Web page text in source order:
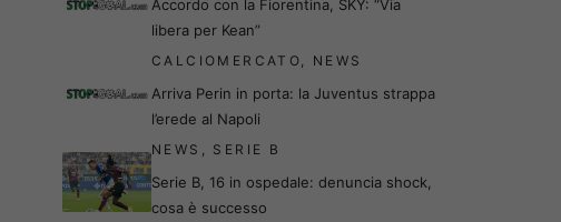
Accordo con la Fiorentina, SKY: “Via
libera per Kean”
CALCIOMERCATO, NEWS
Arriva Perin in porta: la Juventus strappa
l’erede al Napoli
NEWS , SERIE B
Serie B, 16 in ospedale: denuncia shock,
cosa è successo